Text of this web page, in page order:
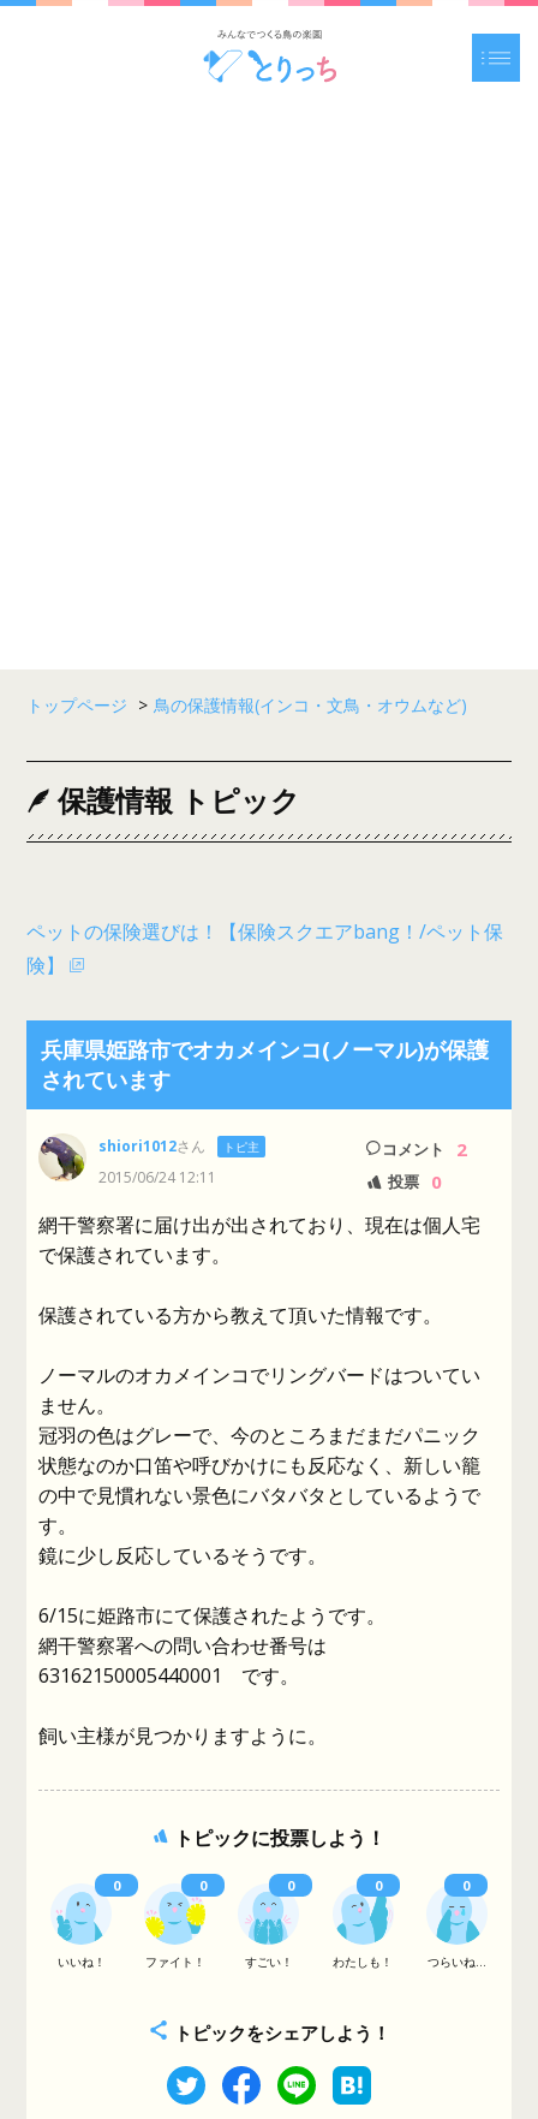
トップページ > 鳥の保護情報(インコ・文鳥・オウムなど)
保護情報 トピック
ペットの保険選びは！【保険スクエアbang！/ペット保
険】
兵庫県姫路市でオカメインコ(ノーマル)が保護
されています
shiori1012さん トピ主
2015/06/24 12:11
コメント 2
投票 0
網干警察署に届け出が出されており、現在は個人宅
で保護されています。
保護されている方から教えて頂いた情報です。
ノーマルのオカメインコでリングバードはついてい
ません。
冠羽の色はグレーで、今のところまだまだパニック
状態なのか口笛や呼びかけにも反応なく、新しい籠
の中で見慣れない景色にバタバタとしているようで
す。
鏡に少し反応しているそうです。
6/15に姫路市にて保護されたようです。
網干警察署への問い合わせ番号は
63162150005440001 です。
飼い主様が見つかりますように。
トピックに投票しよう！
いいね！ ファイト！ すごい！ わたしも！ つらいね...
0 0 0 0 0
トピックをシェアしよう！